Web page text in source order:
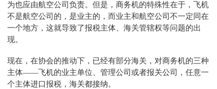
为也应由航空公司负责。但是，商务机的特殊性在于，飞机
不是航空公司的，是业主的，而业主和航空公司不一定同在
一个地方，这就导致了报税主体、海关管辖权等问题的出
现。
现在，在协会的推动下，已经有部分海关，对商务机的三种
主体——飞机的业主单位、管理公司或者报关公司，任意一
个主体进口报税，海关都接纳。